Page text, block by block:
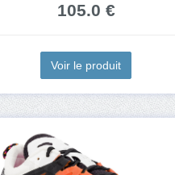
105.0 €
Voir le produit